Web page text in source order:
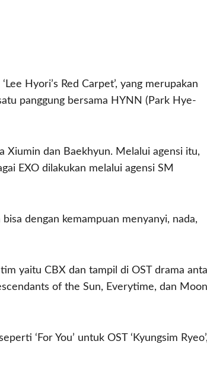
Hyori’s Red Carpet’, yang merupakan
panggung bersama HYNN (Park Hye-
Xiumin dan Baekhyun. Melalui agensi itu,
EXO dilakukan melalui agensi SM
dengan kemampuan menyanyi, nada,
yaitu CBX dan tampil di OST drama
of the Sun, Everytime, dan Moon
‘For You’ untuk OST ‘Kyungsim Ryeo’,